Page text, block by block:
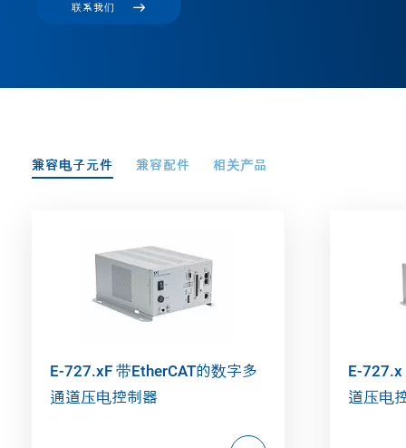
联系我们
兼容电子元件 兼容配件 相关产品
E-727.xF 带EtherCAT的数字多
通道压电控制器
E-727.x
道压电